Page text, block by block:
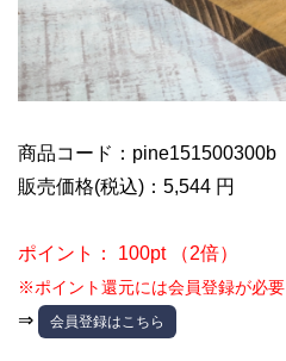
商品コード：pine151500300b
販売価格(税込)：5,544 円
ポイント： 100pt （2倍）
※ポイント還元には会員登録が必要
⇒ 会員登録はこちら